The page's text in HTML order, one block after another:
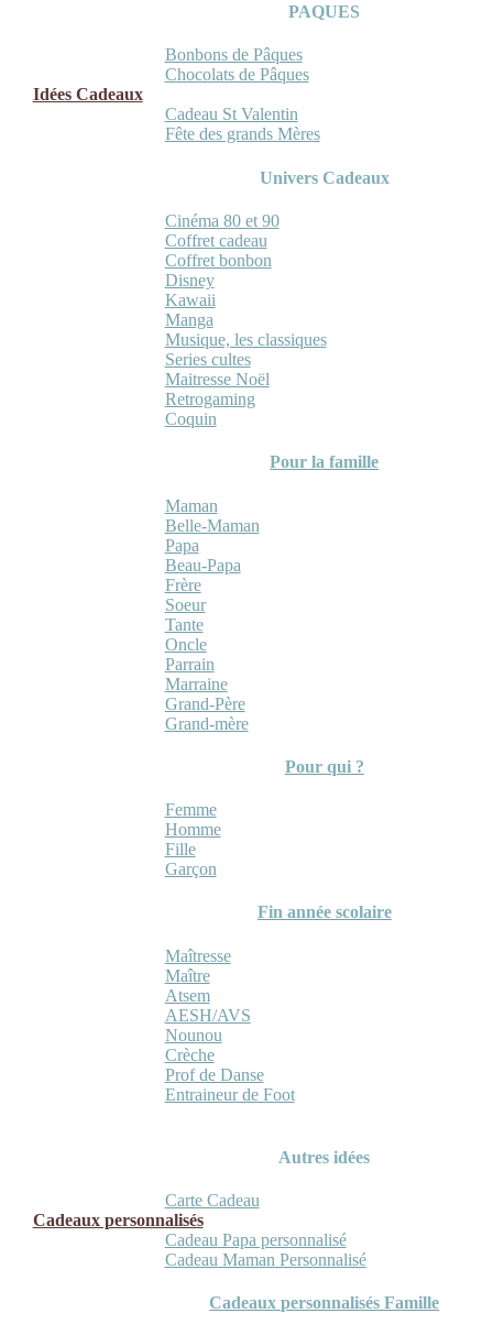
PAQUES
Bonbons de Pâques
Chocolats de Pâques
Idées Cadeaux
Cadeau St Valentin
Fête des grands Mères
Univers Cadeaux
Cinéma 80 et 90
Coffret cadeau
Coffret bonbon
Disney
Kawaii
Manga
Musique, les classiques
Series cultes
Maitresse Noël
Retrogaming
Coquin
Pour la famille
Maman
Belle-Maman
Papa
Beau-Papa
Frère
Soeur
Tante
Oncle
Parrain
Marraine
Grand-Père
Grand-mère
Pour qui ?
Femme
Homme
Fille
Garçon
Fin année scolaire
Maîtresse
Maître
Atsem
AESH/AVS
Nounou
Crèche
Prof de Danse
Entraineur de Foot
Autres idées
Carte Cadeau
Cadeaux personnalisés
Cadeau Papa personnalisé
Cadeau Maman Personnalisé
Cadeaux personnalisés Famille